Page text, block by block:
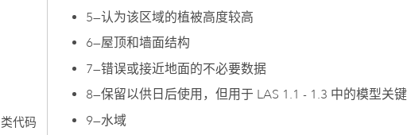
类代码
5—认为该区域的植被高度较高
6—屋顶和墙面结构
7—错误或接近地面的不必要数据
8—保留以供日后使用，但用于 LAS 1.1 - 1.3 中的模型关
9—水域